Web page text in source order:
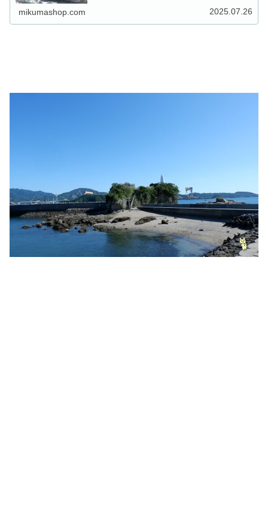
mikumashop.com 2025.07.26